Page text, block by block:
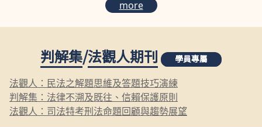
more
判解集/法觀人期刊 學員專屬
法觀人：民法之解題思維及答題技巧演練
判解集：法律不溯及既往、信賴保護原則
法觀人：司法特考刑法命題回顧與趨勢展望